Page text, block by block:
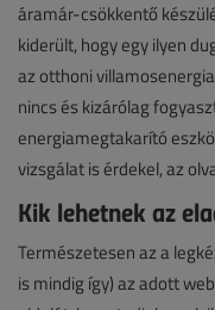
áramár-csökkentő
kiderült, hogy egy ilyen
az otthoni
nincs és kizárólag
energiamegtakarító
vizsgálat is érdekel, az
Kik lehetnek az
Természetesen az a
is mindig így) az adott